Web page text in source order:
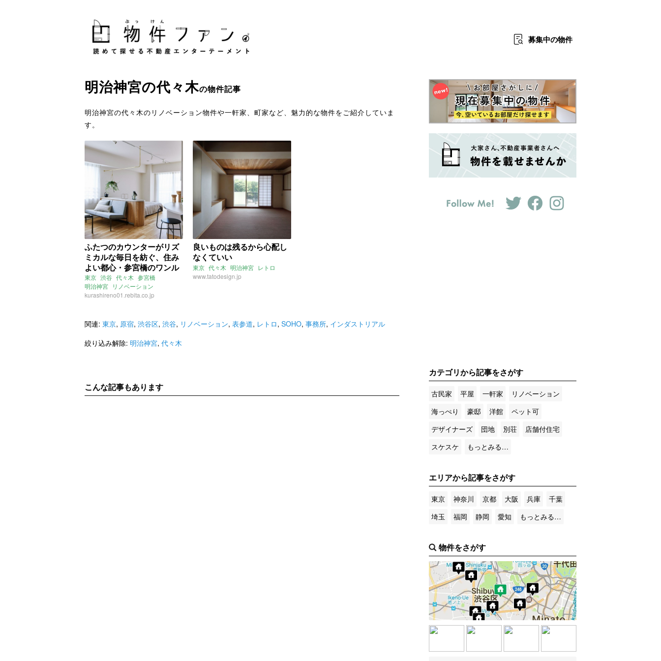
募集中の物件
明治神宮の代々木の物件記事
明治神宮の代々木のリノベーション物件や一軒家、町家など、魅力的な物件をご紹介していま
す。
ふたつのカウンターがリズ
ミカルな毎日を紡ぐ、住み
よい都心・参宮橋のワンル
ーム（東京都渋谷区48㎡の
売買物件）
東京 渋谷 代々木 参宮橋
明治神宮 リノベーション
ワンルーム
kurashireno01.rebita.co.jp
良いものは残るから心配し
なくていい
東京 代々木 明治神宮 レトロ
www.tatodesign.jp
関連: 東京, 原宿, 渋谷区, 渋谷, リノベーション, 表参道, レトロ, SOHO, 事務所, インダストリアル
絞り込み解除: 明治神宮, 代々木
こんな記事もあります
カテゴリから記事をさがす
古民家 平屋 一軒家
リノベーション
海っぺり
豪邸 洋館
ペット可
デザイナーズ
団地 別荘
店舗付住宅
スケスケ
もっとみる…
エリアから記事をさがす
東京 神奈川 京都 大阪 兵庫
千葉
埼玉
福岡 静岡 愛知 もっとみる…
物件をさがす